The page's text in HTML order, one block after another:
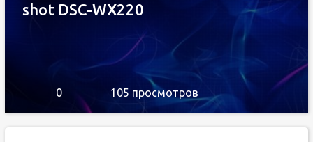
shot DSC-WX220
0 105 просмотров